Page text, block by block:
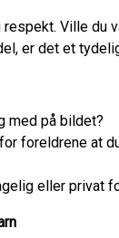
Ville
er det et
med på bildet?
foreldrene at
eller privat